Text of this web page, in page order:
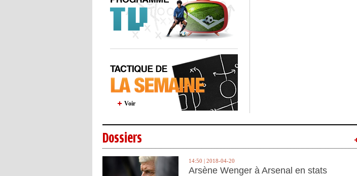
Voir
Dossiers
14:50 | 2018-04-20
Arsène Wenger à Arsenal en stats